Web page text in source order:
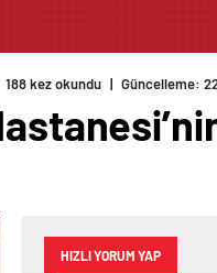
HIZLI YORUM YAP